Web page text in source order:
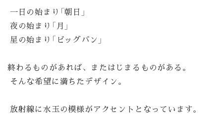
一日の始まり「朝日」
夜の始まり「月」
星の始まり「ビッグバン」
終わるものがあれば、またはじまるものがある。
そんな希望に満ちたデザイン。
放射線に水玉の模様がアクセントとなっています。